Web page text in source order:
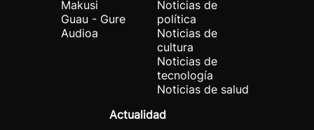
Makusi
Guau - Gure
Audioa
Noticias de
política
Noticias de
cultura
Noticias de
tecnología
Noticias de salud
Actualidad